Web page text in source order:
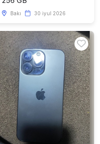
Bakı 30 iyul 2026